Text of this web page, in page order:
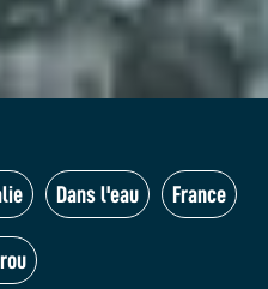
Dans l'eau France